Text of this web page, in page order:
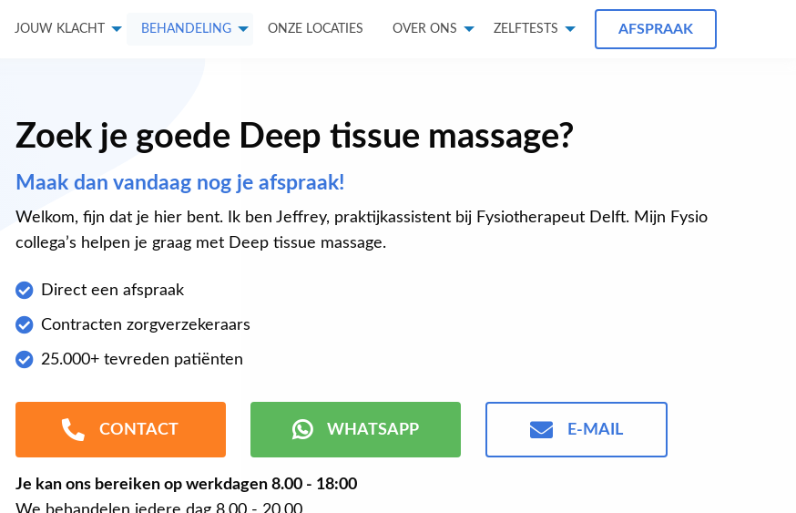
JOUW KLACHT BEHANDELING ONZE LOCATIES OVER ONS ZELFTESTS AFSPRAAK
Zoek je goede Deep tissue massage?
Maak dan vandaag nog je afspraak!
Welkom, fijn dat je hier bent. Ik ben Jeffrey, praktijkassistent bij Fysiotherapeut Delft. Mijn Fysio
collega’s helpen je graag met Deep tissue massage.
Direct een afspraak
Contracten zorgverzekeraars
25.000+ tevreden patiënten
CONTACT WHATSAPP E-MAIL
Je kan ons bereiken op werkdagen8.00 - 18:00